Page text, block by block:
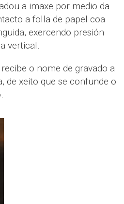
a imaxe por medio da
a folla de papel coa
exercendo presión
vertical.
o nome de gravado a
de xeito que se confunde o